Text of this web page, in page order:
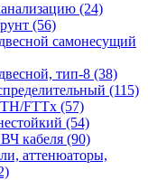
(24)
(56)
самонесущий
тип-8 (38)
(115)
FTTx (57)
(54)
кабеля (90)
аттенюаторы,